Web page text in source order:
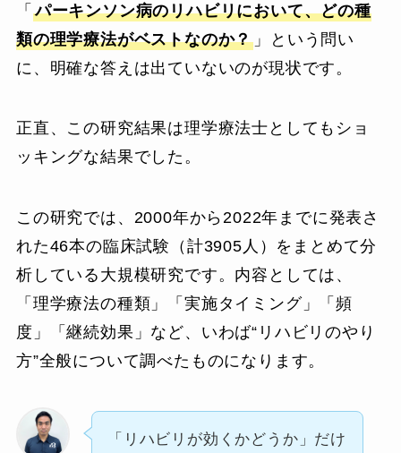
「 パーキンソン病のリハビリにおいて、どの種
類の理学療法がベストなのか？ 」という問い
に、明確な答えは出ていないのが現状です。
正直、この研究結果は理学療法士としてもショ
ッキングな結果でした。
この研究では、2000年から2022年までに発表さ
れた46本の臨床試験（計3905人）をまとめて分
析している大規模研究です。内容としては、
「理学療法の種類」「実施タイミング」「頻
度」「継続効果」など、いわば“リハビリのやり
方”全般について調べたものになります。
「リハビリが効くかどうか」だけ